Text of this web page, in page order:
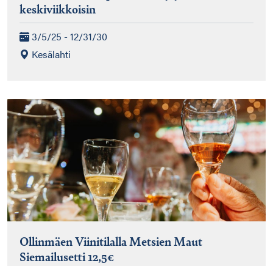
keskiviikkoisin
3/5/25 - 12/31/30
Kesälahti
Ollinmäen Viinitilalla Metsien Maut
Siemailusetti 12,5€